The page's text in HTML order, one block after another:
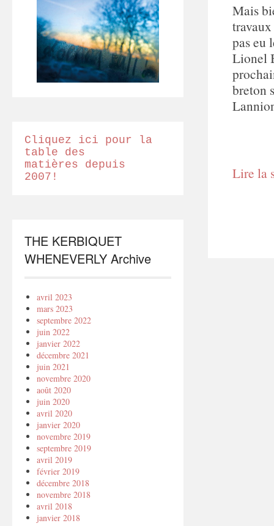
Cliquez ici pour la
table des
matières depuis
2007!
THE KERBIQUET
WHENEVERLY Archive
avril 2023
mars 2023
septembre 2022
juin 2022
janvier 2022
décembre 2021
juin 2021
novembre 2020
août 2020
juin 2020
avril 2020
janvier 2020
novembre 2019
septembre 2019
avril 2019
février 2019
décembre 2018
novembre 2018
avril 2018
janvier 2018
Mais
pas eu
Lionel
breton
Lire la